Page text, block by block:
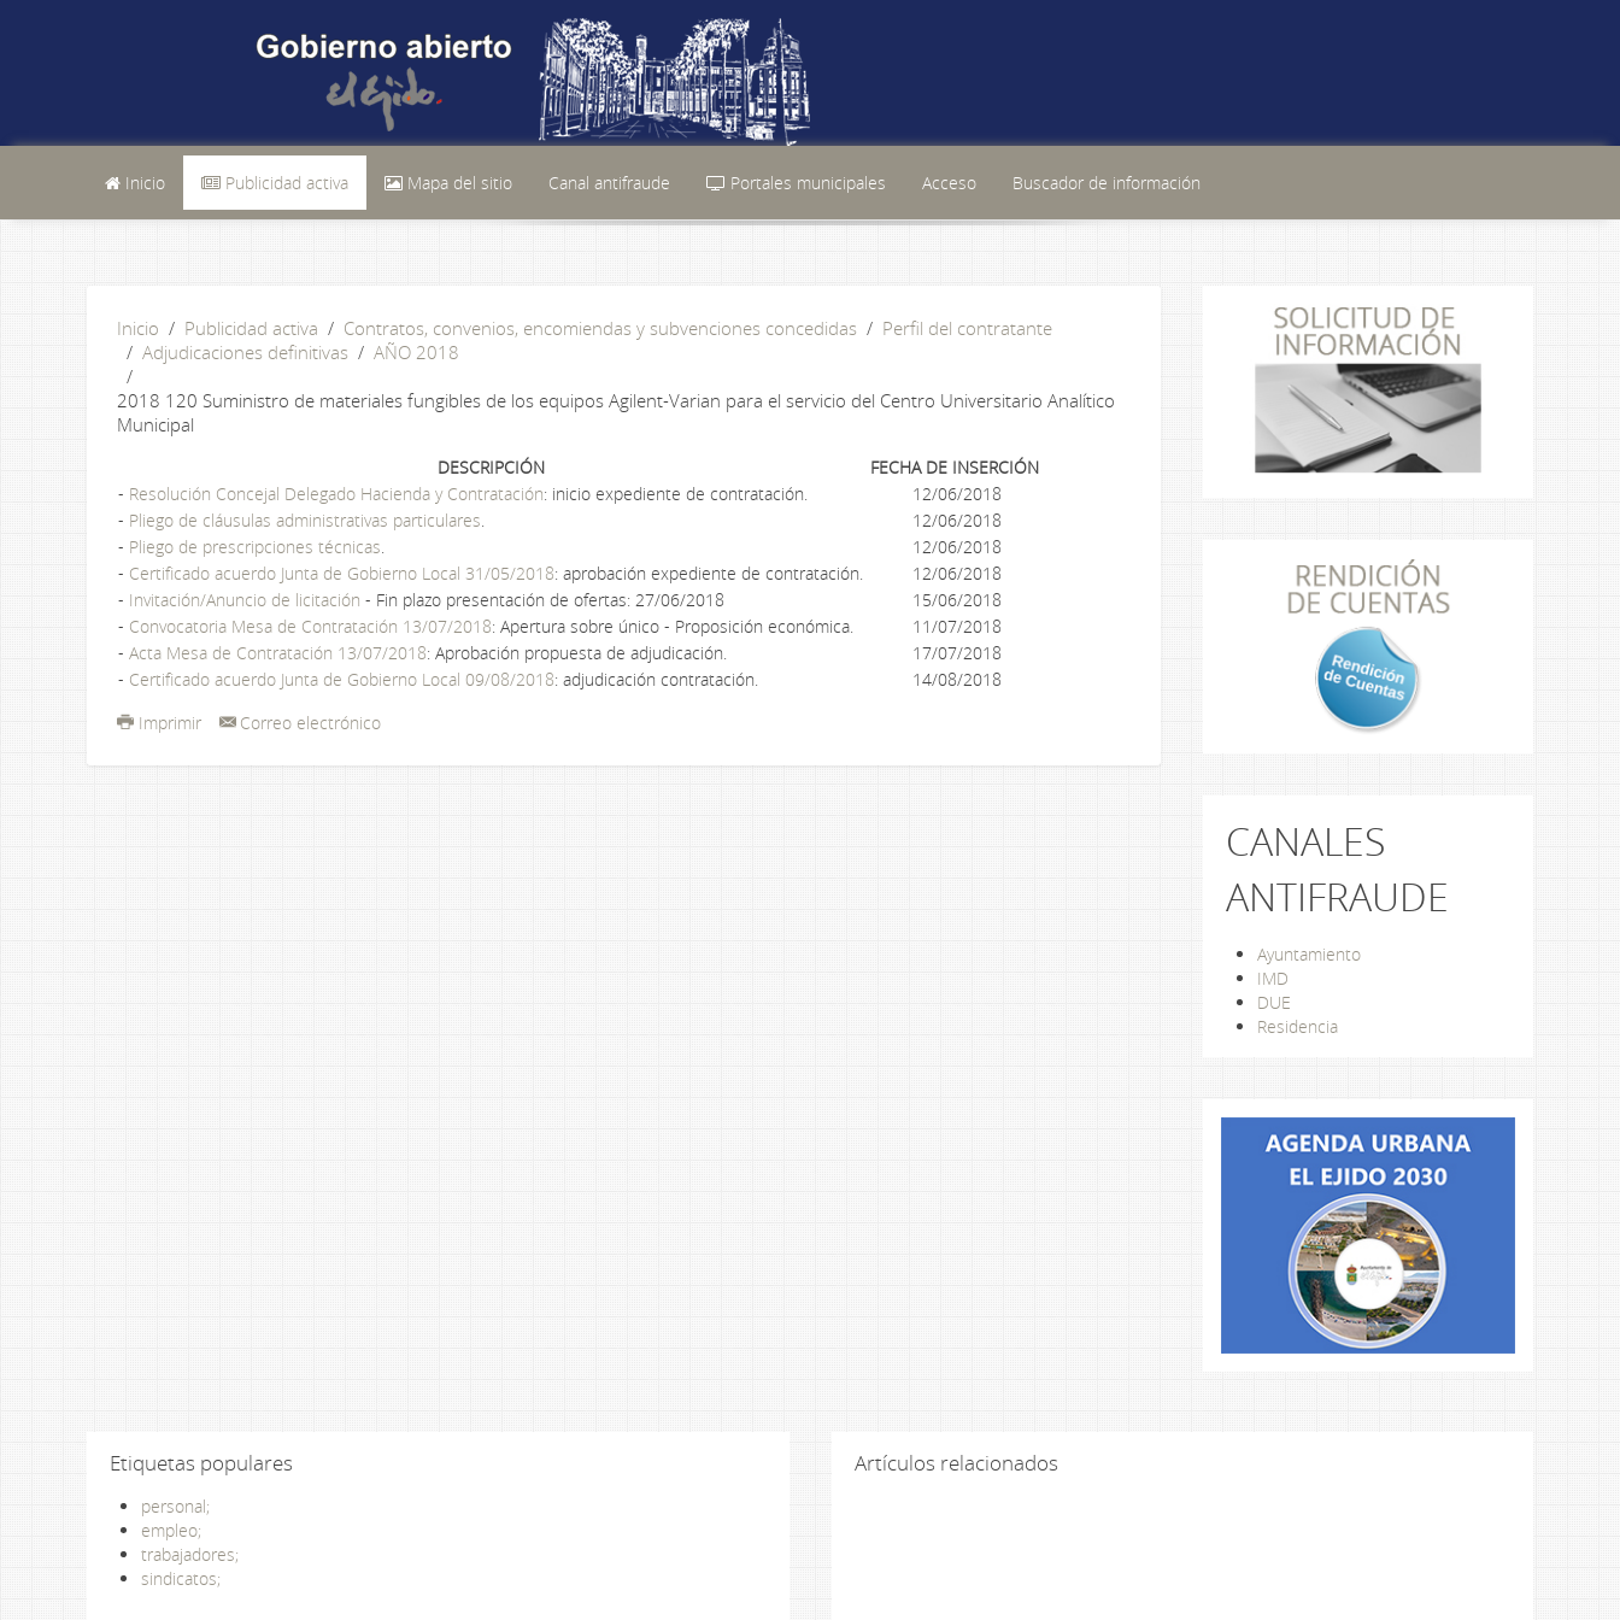
Inicio Publicidad activa Mapa del sitio Canal antifraude Portales municipales Acceso Buscador de información
Inicio Publicidad activa Contratos, convenios, encomiendas y subvenciones concedidas
Perfil del contratante
Adjudicaciones definitivas
AÑO 2018
2018 120 Suministro de materiales fungibles de los equipos Agilent-Varian para el servicio del Centro Universitario Analítico
Municipal
DESCRIPCIÓN
FECHA DE INSERCIÓN
- Resolución Concejal Delegado Hacienda y Contratación: inicio expediente de contratación.
12/06/2018
- Pliego de cláusulas administrativas particulares.
12/06/2018
- Pliego de prescripciones técnicas.
12/06/2018
- Certificado acuerdo Junta de Gobierno Local 31/05/2018: aprobación expediente de contratación.
12/06/2018
- Invitación/Anuncio de licitación - Fin plazo presentación de ofertas: 27/06/2018
15/06/2018
- Convocatoria Mesa de Contratación 13/07/2018: Apertura sobre único - Proposición económica.
11/07/2018
- Acta Mesa de Contratación 13/07/2018: Aprobación propuesta de adjudicación.
17/07/2018
- Certificado acuerdo Junta de Gobierno Local 09/08/2018: adjudicación contratación.
14/08/2018
Imprimir
Correo electrónico
CANALES
ANTIFRAUDE
Ayuntamiento
IMD
DUE
Residencia
Etiquetas populares
personal;
empleo;
trabajadores;
sindicatos;
Artículos relacionados